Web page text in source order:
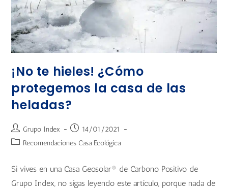
¡No te hieles! ¿Cómo
protegemos la casa de las
heladas?
Grupo Index
14/01/2021
Recomendaciones Casa Ecológica
Si vives en una Casa Geosolar® de Carbono Positivo de
Grupo Index, no sigas leyendo este artículo, porque nada de